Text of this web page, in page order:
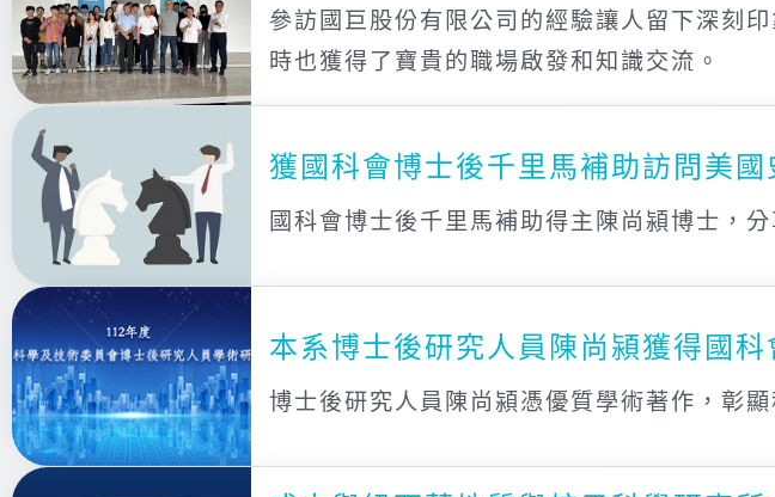
參訪國巨股份有限公司的經驗讓人留下深刻
時也獲得了寶貴的職場啟發和知識交流。
獲國科會博士後千里馬補助訪問美
國科會博士後千里馬補助得主陳尚潁博士，
本系博士後研究人員陳尚潁獲得國
博士後研究人員陳尚潁憑優質學術著作，彰